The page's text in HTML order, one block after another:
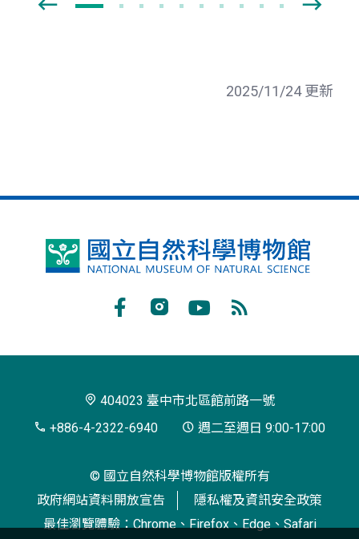
2025/11/24 更新
國
博
閱
404023 臺中市北區館前路一號
+886-4-2322-6940
週二至週日 9:00-17:00
© 國立自然科學博物館版權所有
政府網站資料開放宣告
隱私權及資訊安全政策
最佳瀏覽體驗：Chrome、Firefox、Edge、Safari